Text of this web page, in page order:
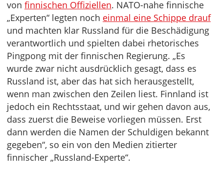
von finnischen Offiziellen. NATO-nahe finnische
„Experten“ legten noch einmal eine Schippe drauf
und machten klar Russland für die Beschädigung
verantwortlich und spielten dabei rhetorisches
Pingpong mit der finnischen Regierung. „Es
wurde zwar nicht ausdrücklich gesagt, dass es
Russland ist, aber das hat sich herausgestellt,
wenn man zwischen den Zeilen liest. Finnland ist
jedoch ein Rechtsstaat, und wir gehen davon aus,
dass zuerst die Beweise vorliegen müssen. Erst
dann werden die Namen der Schuldigen bekannt
gegeben“, so ein von den Medien zitierter
finnischer „Russland-Experte“.